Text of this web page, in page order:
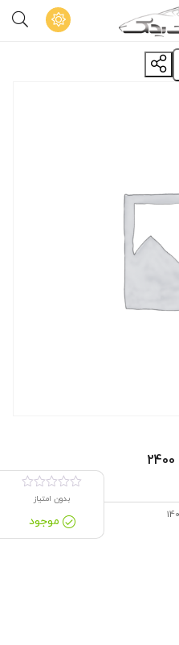
بدون امتیاز
موجود